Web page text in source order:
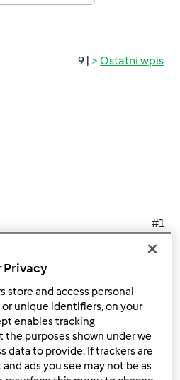
9 | Ostatni wpis
#1
strony
zarejestruj sięaby dodawać
komentarze
Privacy
store and access personal
unique identifiers, on your
enables tracking
purposes shown under we
data to provide. If trackers are
ads you see may not be as